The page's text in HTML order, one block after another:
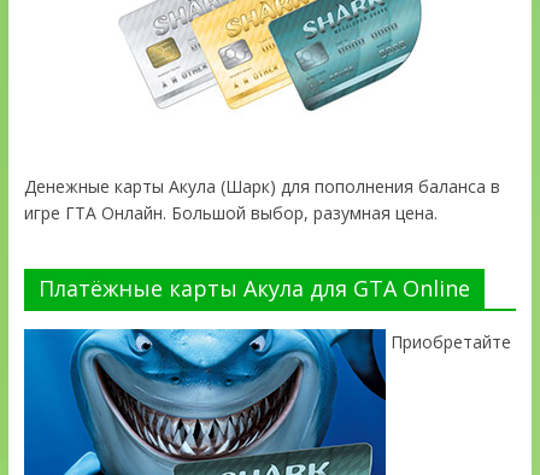
Денежные карты Акула (Шарк) для пополнения баланса в
игре ГТА Онлайн. Большой выбор, разумная цена.
Платёжные карты Акула для GTA Online
Приобретайте